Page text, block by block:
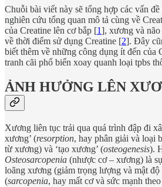
Chuỗi bài viết này sẽ tổng hợp các vấn
nghiên cứu tổng quan mô tả cùng về
của Creatine lên cơ bắp [1], xương và
về thời điểm sử dụng Creatine [2]. Đây
biết thêm về những công dụng ít đến của
tranh cãi phổ biến xoay quanh loại tpbs
ẢNH HƯỞNG LÊN
Xương liên tục trải qua quá trình đập đi
xương’ (resorption, hay phân giải và loại
từ xương) và ‘tạo xương’ (osteogenesis).
Osteosarcopenia (nhược cơ – xương) là
loãng xương (giảm trọng lượng và mật
(sarcopenia, hay mất cơ và sức mạnh